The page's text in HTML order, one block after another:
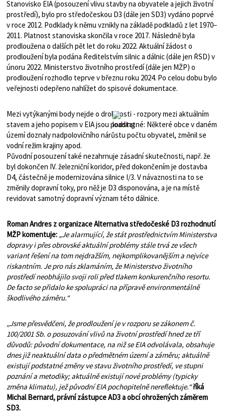
Stanovisko EIA (posouzení vlivu stavby na obyvatele a jejich životní
prostředí), bylo pro středočeskou D3 (dále jen SD3) vydáno poprvé
v roce 2012. Podklady k němu vznikly na základě podkladů z let 1970–
2011. Platnost stanoviska skončila v roce 2017. Následně byla
prodloužena o dalších pět let do roku 2022. Aktuální žádost o
prodloužení byla podána Ředitelstvím silnic a dálnic (dále jen ŘSD) v
únoru 2022. Ministerstvo životního prostředí (dále jen MŽP) o
prodloužení rozhodlo teprve v březnu roku 2024. Po celou dobu bylo
veřejnosti odepřeno nahlížet do spisové dokumentace.
Mezi vytýkanými body nejde o drobnosti - rozpory mezi aktuálním
stavem a jeho popisem v EIA jsou podstatné: Některé obce v daném
území doznaly nadpolovičního nárůstu počtu obyvatel, změnil se
vodní režim krajiny apod.
Původní posouzení také nezahrnuje zásadní skutečnosti, např. že
byl dokončen IV. železniční koridor, před dokončením je dostavba
D4, částečně je modernizována silnice I/3. V návaznosti na to se
změnily dopravní toky, pro něž je D3 disponována, a je na místě
revidovat samotný dopravní význam této dálnice.
Roman Andres z organizace Alternativa středočeské D3 rozhodnutí
MŽP komentuje: „Je alarmující, že stát prostřednictvím Ministerstva
dopravy i přes obrovské aktuální problémy stále trvá ze všech
variant řešení na tom nejdražším, nejkomplikovanějším a nejvíce
riskantním. Je pro nás zklamáním, že Ministerstvo životního
prostředí neobhájilo svoji roli před tlakem konkurenčního resortu.
De facto se přidalo ke spolupráci na přípravě environmentálně
škodlivého záměru.“
„Jsme přesvědčeni, že prodloužení je v rozporu se zákonem č.
100/2001 Sb. o posuzování vlivů na životní prostředí hned ze tří
důvodů: původní dokumentace, na niž se EIA odvolávala, obsahuje
dnes již neaktuální data o předmětném území a záměru; aktuálně
existují podstatné změny ve stavu životního prostředí, ve stupni
poznání a metodiky; aktuálně existují nové problémy (typicky
změna klimatu), jež původní EIA pochopitelně nereflektuje.“říká
Michal Bernard, právní zástupce AD3 a obcí ohrožených záměrem
SD3.